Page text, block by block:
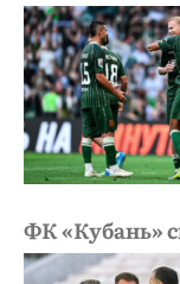
ФК «Кубань»